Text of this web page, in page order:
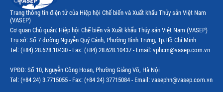
Thị trường Ecuador
Thị trường EU
Thị trường Indonesia
Thị trường Mỹ
Trang thông tin điện tử của Hiệp hội Chế biến và Xuất khẩu Thủy sản Việt Nam
(VASEP)
Cơ quan Chủ quản: Hiệp hội Chế biến và Xuất khẩu Thủy sản Việt Nam (VASEP)
Trụ sở: Số 7 đường Nguyễn Quý Cảnh, Phường Bình Trưng, Tp.Hồ Chí Minh
Tel: (+84) 28.628.10430 - Fax: (+84) 28.628.10437 - Email: vphcm@vasep.com.vn
VPĐD: Số 10, Nguyễn Công Hoan, Phường Giảng Võ, Hà Nội
Tel: (+84 24) 3.7715055 - Fax: (+84 24) 37715084 - Email: vasephn@vasep.com.vn